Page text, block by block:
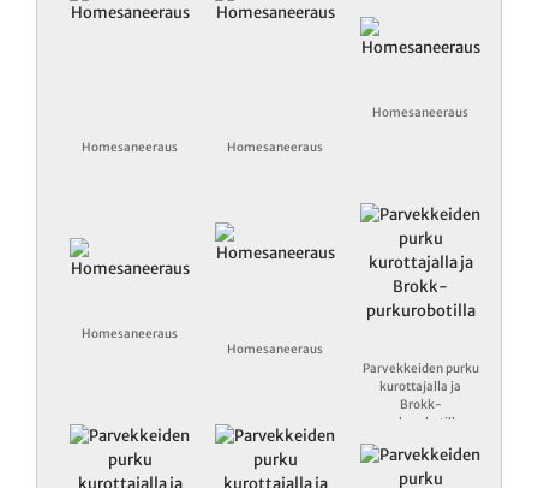
Homesaneeraus Homesaneeraus
Homesaneeraus
Homesaneeraus
Homesaneeraus
Parvekkeiden purku
kurottajalla ja
Brokk-
purkurobotilla